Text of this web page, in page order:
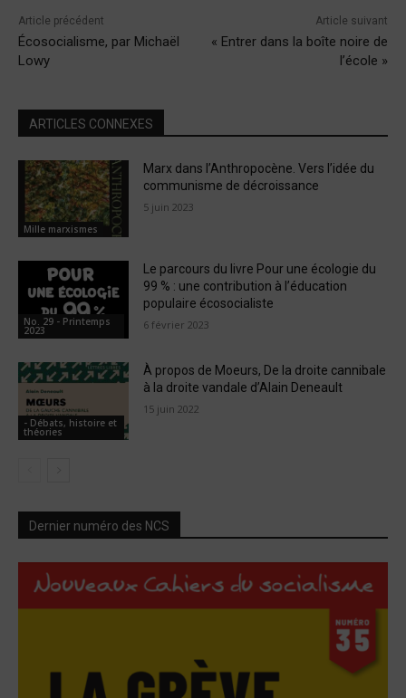
Article précédent
Écosocialisme, par Michaël
Lowy
Article suivant
« Entrer dans la boîte noire de
l’école »
ARTICLES CONNEXES
Mille marxismes
Marx dans l’Anthropocène. Vers l’idée du
communisme de décroissance
5 juin 2023
No. 29 - Printemps
2023
Le parcours du livre Pour une écologie du
99 % : une contribution à l’éducation
populaire écosocialiste
6 février 2023
- Débats, histoire et
théories
À propos de Moeurs, De la droite cannibale
à la droite vandale d’Alain Deneault
15 juin 2022
Dernier numéro des NCS